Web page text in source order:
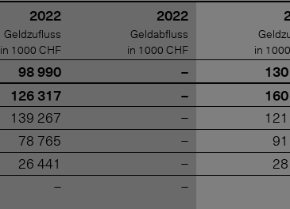
2022
Geldzufluss
in 1000 CHF
2022
Geldabfluss
in 1000 CHF
in
98 990 –
126 317 –
139 267 –
78 765 –
26 441 –
– –